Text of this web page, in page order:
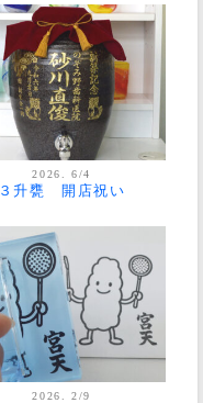
2026. 6/4
３升甕 開店祝い
2026. 2/9